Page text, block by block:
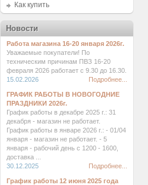
Как купить
Новости
Работа магазина 16-20 января 2026г.
Уважаемые покупатели! По
техническим причинам ПВЗ 16-20
февраля 2026 работает с 9.30 до 16.30.
15.02.2026
Подробнее...
ГРАФИК РАБОТЫ В НОВОГОДНИЕ
ПРАЗДНИКИ 2026г.
График работы в декабре 2025 г.: 31
декабря - магазин не работает.
График работы в январе 2026 г.: - 01/04
января - магазин не работает. - 5
января - рабочий день с 1200 - 1600,
доставка ...
30.12.2025
Подробнее...
График работы 12 июня 2025 года